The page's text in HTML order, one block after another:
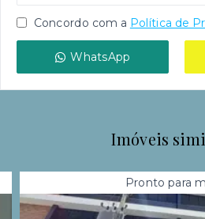
Concordo com a Política de
WhatsApp
Imóveis
Pronto para